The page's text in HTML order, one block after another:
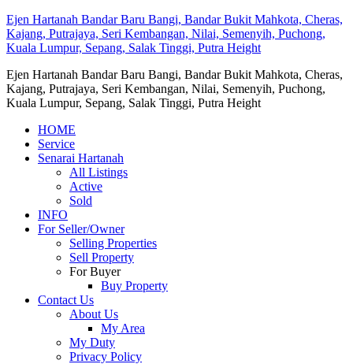
Ejen Hartanah Bandar Baru Bangi, Bandar Bukit Mahkota, Cheras,
Kajang, Putrajaya, Seri Kembangan, Nilai, Semenyih, Puchong,
Kuala Lumpur, Sepang, Salak Tinggi, Putra Height
Ejen Hartanah Bandar Baru Bangi, Bandar Bukit Mahkota, Cheras,
Kajang, Putrajaya, Seri Kembangan, Nilai, Semenyih, Puchong,
Kuala Lumpur, Sepang, Salak Tinggi, Putra Height
HOME
Service
Senarai Hartanah
All Listings
Active
Sold
INFO
For Seller/Owner
Selling Properties
Sell Property
For Buyer
Buy Property
Contact Us
About Us
My Area
My Duty
Privacy Policy